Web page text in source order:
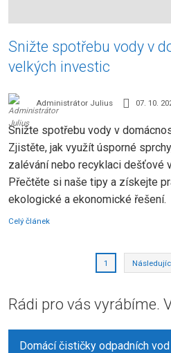
Snižte spotřebu vody v
velkých investic
Administrátor Julius 07. 10.
Snižte spotřebu vody v
Zjistěte, jak využít úsporné
zalévání nebo recyklaci dešťové
Přečtěte si naše tipy a získejte
ekologické a ekonomické řešení.
Celý článek
1
Rádi pro vás vyrábíme.
Domácí čističky odpadních vod